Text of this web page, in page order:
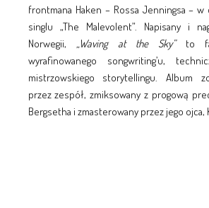
frontmana Haken – Rossa Jenningsa –
singlu „The Malevolent”. Napisany i
Norwegii, „Waving at the Sky”to
wyrafinowanego songwriting’u,
mistrzowskiego storytellingu. Album
przez zespół, zmiksowany z progową
Bergsetha i zmasterowany przez jego ojca,